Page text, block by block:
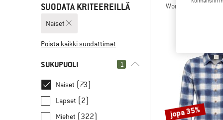
SUODATA KRITEEREILLÄ
Naiset
Poista kaikki suodattimet
SUKUPUOLI 1
Naiset (73)
Lapset (2)
Miehet (322)
Women's Nosilife
jopa 35%